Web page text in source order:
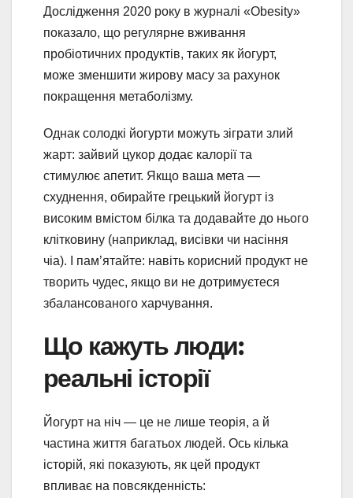
Дослідження 2020 року в журналі «Obesity»
показало, що регулярне вживання
пробіотичних продуктів, таких як йогурт,
може зменшити жирову масу за рахунок
покращення метаболізму.
Однак солодкі йогурти можуть зіграти злий
жарт: зайвий цукор додає калорії та
стимулює апетит. Якщо ваша мета —
схуднення, обирайте грецький йогурт із
високим вмістом білка та додавайте до нього
клітковину (наприклад, висівки чи насіння
чіа). І пам’ятайте: навіть корисний продукт не
творить чудес, якщо ви не дотримуєтеся
збалансованого харчування.
Що кажуть люди:
реальні історії
Йогурт на ніч — це не лише теорія, а й
частина життя багатьох людей. Ось кілька
історій, які показують, як цей продукт
впливає на повсякденність: